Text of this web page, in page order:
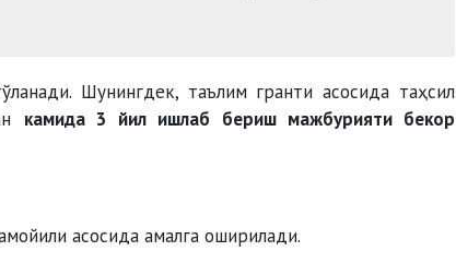
Шунингдек, таълим гранти асосида таҳсил
камида 3 йил ишлаб бериш мажбурияти бекор
асосида амалга оширилади.